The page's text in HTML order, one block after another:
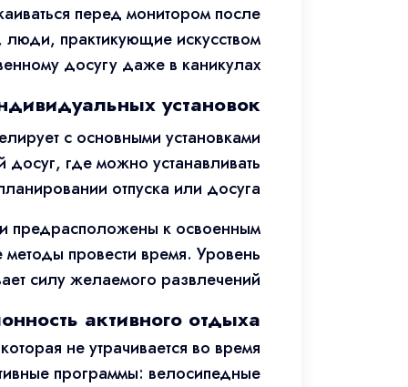
перед монитором после
практикующие искусством
досугу даже в каникулах.
установок
с основными установками
где можно устанавливать
отпуска или досуга.
предрасположены к освоенным
провести время. Уровень
силу желаемого развлечений.
активного отдыха
не утрачивается во время
программы: велосипедные